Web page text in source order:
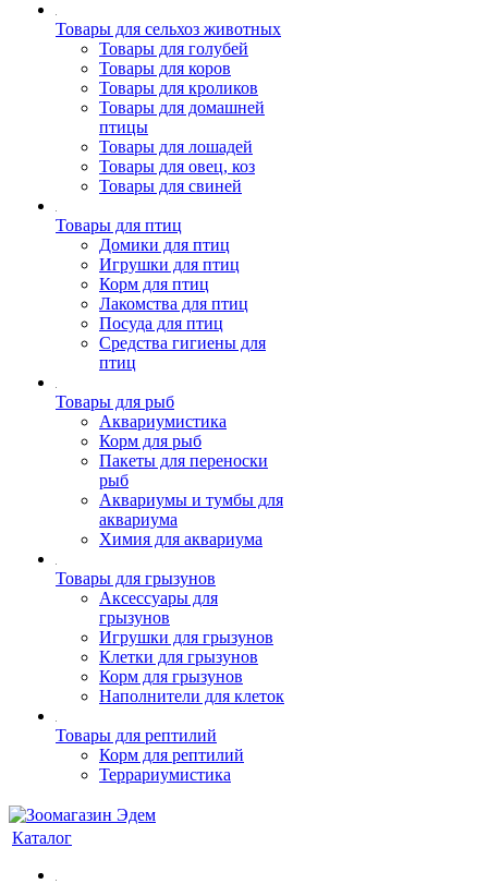
Товары для сельхоз животных
Товары для голубей
Товары для коров
Товары для кроликов
Товары для домашней
птицы
Товары для лошадей
Товары для овец, коз
Товары для свиней
Товары для птиц
Домики для птиц
Игрушки для птиц
Корм для птиц
Лакомства для птиц
Посуда для птиц
Средства гигиены для
птиц
Товары для рыб
Аквариумистика
Корм для рыб
Пакеты для переноски
рыб
Аквариумы и тумбы для
аквариума
Химия для аквариума
Товары для грызунов
Аксессуары для
грызунов
Игрушки для грызунов
Клетки для грызунов
Корм для грызунов
Наполнители для клеток
Товары для рептилий
Корм для рептилий
Террариумистика
Каталог